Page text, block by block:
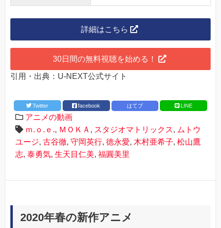
詳細はこちら
30日間の無料視聴を始める！
引用・出典：U-NEXT公式サイト
Twitter facebook はてブ LINE
アニメの動画
ｍ.ｏ.ｅ., ＭＯＫＡ , スタジオマトリックス, ムトウ
ユージ, 古谷徹, 守岡英行, 徳永愛, 木村亜希子, 松山鷹
志, 泰勇気, 生天目仁美, 福圓美里
2020年春の新作アニメ